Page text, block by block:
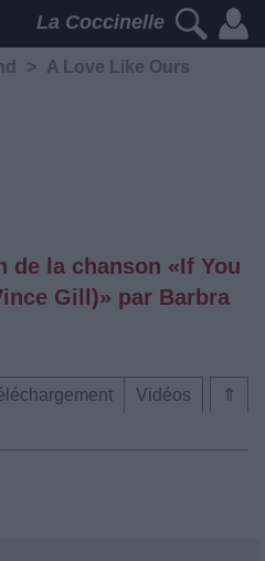
La Coccinelle
> A Love Like Ours
de la chanson «If You
Gill)» par Barbra
⇑
Vidéos